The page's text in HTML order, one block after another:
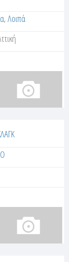
,Λοιπά